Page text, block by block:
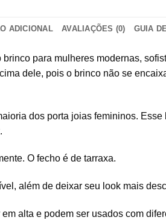
ADICIONAL AVALIAÇÕES (0) GUIA
para mulheres modernas,
dele, pois o brinco não se
dos porta joias femininos.
O fecho é de tarraxa.
além de deixar seu look mais
alta e podem ser usados com